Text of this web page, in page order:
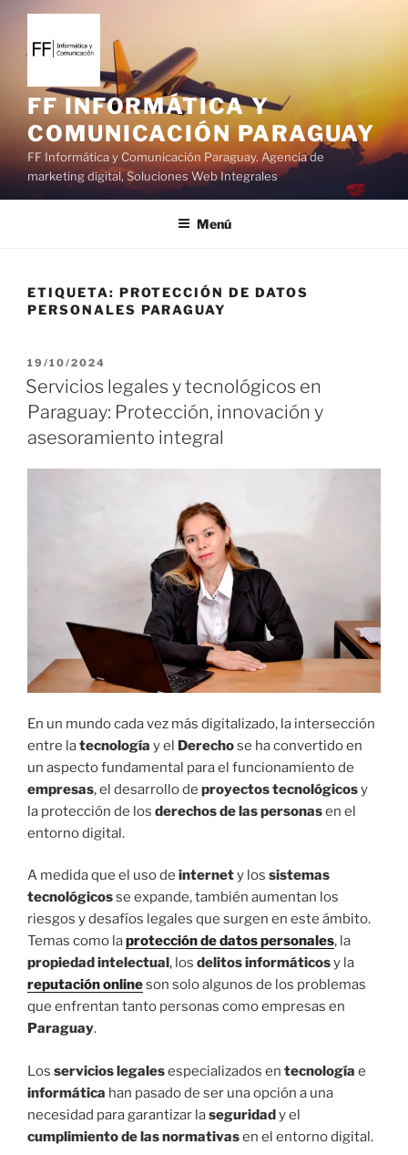
l
FF INFORMÁTICA Y
COMUNICACIÓN PARAGUAY
FF Informática y Comunicación Paraguay. Agencia de
marketing digital, Soluciones Web Integrales
Menú
ETIQUETA: PROTECCIÓN DE DATOS
PERSONALES PARAGUAY
P
U
B
L
C
19/10/2024
Servicios legales y tecnológicos en
Paraguay: Protección, innovación y
asesoramiento integral
En un mundo cada vez más digitalizado, la intersección
entre latecnología y el Derechose ha convertido en
un aspecto fundamental para el funcionamiento de
empresas, el desarrollo de proyectos tecnológicosy
la protección de los derechos de las personasen el
entorno digital.
A medida que el uso de internety los sistemas
tecnológicosse expande, también aumentan los
riesgos y desafíos legales que surgen en este ámbito.
Temas como laprotección de datos personales, la
propiedad intelectual , los delitos informáticosy la
reputación onlineson solo algunos de los problemas
que enfrentan tanto personas como empresas en
Paraguay.
Los servicios legalesespecializados en tecnología e
informática han pasado de ser una opción a una
necesidad para garantizar laseguridady el
cumplimiento de las normativasen el entorno digital.